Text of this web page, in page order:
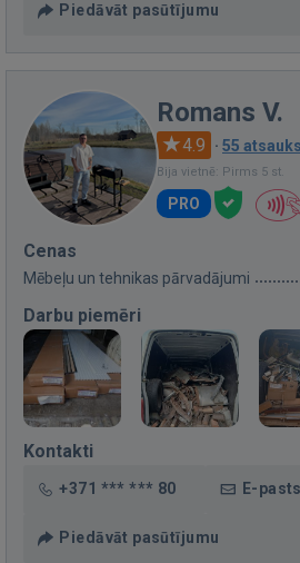
Piedāvāt pasūtījumu
Romans V.
4.9 · 55
Bija vietnē: Pirms 5 st.
PRO
Cenas
Mēbeļu un tehnikas pārvadājumi
Darbu piemēri
Kontakti
+371 *** *** 80 E-pasts
Piedāvāt pasūtījumu